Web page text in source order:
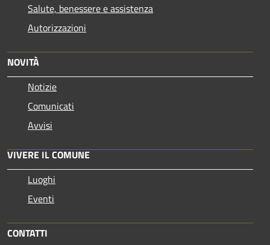
Salute, benessere e assistenza
Autorizzazioni
NOVITÀ
Notizie
Comunicati
Avvisi
VIVERE IL COMUNE
Luoghi
Eventi
CONTATTI